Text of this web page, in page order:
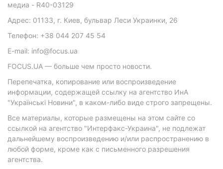
медиа - R40-03129
Адрес: 01133, г. Киев, бульвар Леси Украинки, 26
Телефон: +38 044 207 45 54
E-mail: info@focus.ua
FOCUS.UA — больше чем просто новости.
Перепечатка, копирование или воспроизведение
информации, содержащей ссылку на агентство ИнА
"Українські Новини", в каком-либо виде строго запрещены.
Все материалы, которые размещены на этом сайте со
ссылкой на агентство "Интерфакс-Украина", не подлежат
дальнейшему воспроизведению и/или распространению в
любой форме, кроме как с письменного разрешения
агентства.